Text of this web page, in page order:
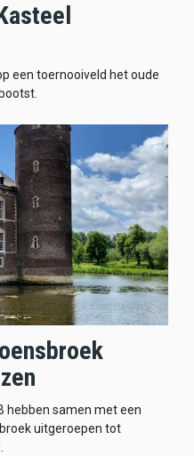
een toernooiveld het oude
hebben samen met een
uitgeroepen tot